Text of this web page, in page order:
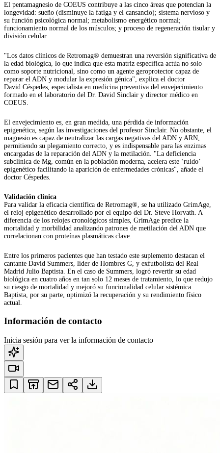
El pentamagnesio de COEUS contribuye a las cinco áreas que potencian la
longevidad: sueño (disminuye la fatiga y el cansancio); sistema nervioso y
su función psicológica normal; metabolismo energético normal;
funcionamiento normal de los músculos; y proceso de regeneración tisular y
división celular.
"Los datos clínicos de Retromag® demuestran una reversión significativa de
la edad biológica, lo que indica que esta matriz específica actúa no solo
como soporte nutricional, sino como un agente geroprotector capaz de
reparar el ADN y modular la expresión génica", explica el doctor
David Céspedes, especialista en medicina preventiva del envejecimiento
formado en el laboratorio del Dr. David Sinclair y director médico en
COEUS.
El envejecimiento es, en gran medida, una pérdida de información
epigenética, según las investigaciones del profesor Sinclair. No obstante, el
magnesio es capaz de neutralizar las cargas negativas del ADN y ARN,
permitiendo su plegamiento correcto, y es indispensable para las enzimas
encargadas de la reparación del ADN y la metilación. "La deficiencia
subclínica de Mg, común en la población moderna, acelera este ‘ruido’
epigenético facilitando la aparición de enfermedades crónicas", añade el
doctor Céspedes.
Validación clínica
Para validar la eficacia científica de Retromag®, se ha utilizado GrimAge,
el reloj epigenético desarrollado por el equipo del Dr. Steve Horvath. A
diferencia de los relojes cronológicos simples, GrimAge predice la
mortalidad y morbilidad analizando patrones de metilación del ADN que
correlacionan con proteínas plasmáticas clave.
Entre los primeros pacientes que han testado este suplemento destacan el
cantante David Summers, líder de Hombres G, y exfutbolista del Real
Madrid Julio Baptista. En el caso de Summers, logró revertir su edad
biológica en cuatro años en tan solo 12 meses de tratamiento, lo que redujo
su riesgo de mortalidad y mejoró su funcionalidad celular sistémica.
Baptista, por su parte, optimizó la recuperación y su rendimiento físico
actual.
Información de contacto
Inicia sesión para ver la información de contacto